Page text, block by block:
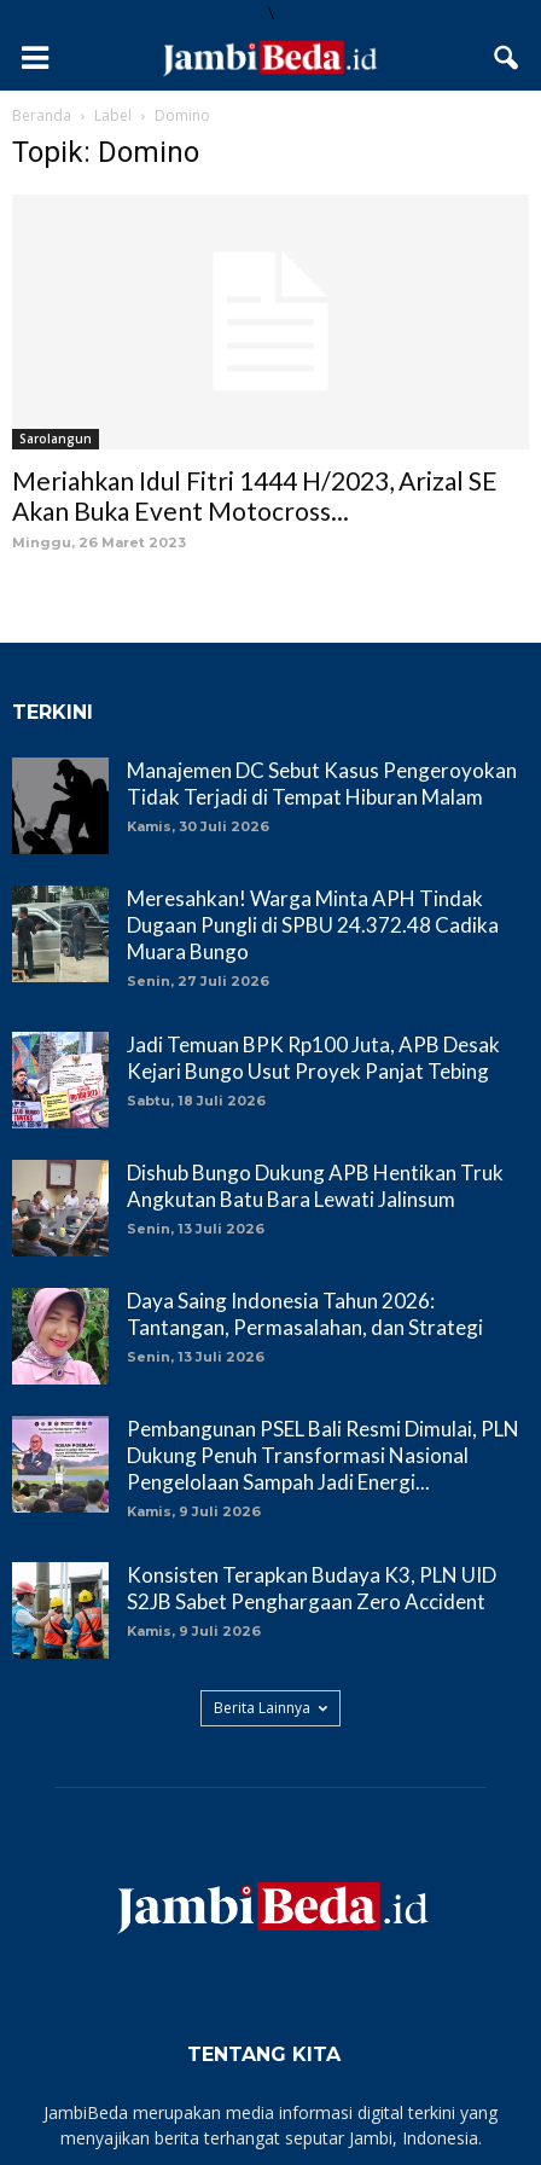
\
Beranda Label Domino
Topik: Domino
Sarolangun
Meriahkan Idul Fitri 1444 H/2023, Arizal SE
Akan Buka Event Motocross...
Minggu, 26 Maret 2023
TERKINI
Manajemen DC Sebut Kasus Pengeroyokan
Tidak Terjadi di Tempat Hiburan Malam
Kamis, 30 Juli 2026
Meresahkan! Warga Minta APH Tindak
Dugaan Pungli di SPBU 24.372.48 Cadika
Muara Bungo
Senin, 27 Juli 2026
Jadi Temuan BPK Rp100 Juta, APB Desak
Kejari Bungo Usut Proyek Panjat Tebing
Sabtu, 18 Juli 2026
Dishub Bungo Dukung APB Hentikan Truk
Angkutan Batu Bara Lewati Jalinsum
Senin, 13 Juli 2026
Daya Saing Indonesia Tahun 2026:
Tantangan, Permasalahan, dan Strategi
Senin, 13 Juli 2026
Pembangunan PSEL Bali Resmi Dimulai, PLN
Dukung Penuh Transformasi Nasional
Pengelolaan Sampah Jadi Energi...
Kamis, 9 Juli 2026
Konsisten Terapkan Budaya K3, PLN UID
S2JB Sabet Penghargaan Zero Accident
Kamis, 9 Juli 2026
Berita Lainnya
TENTANG KITA
JambiBeda merupakan media informasi digital terkini yang
menyajikan berita terhangat seputar Jambi, Indonesia.